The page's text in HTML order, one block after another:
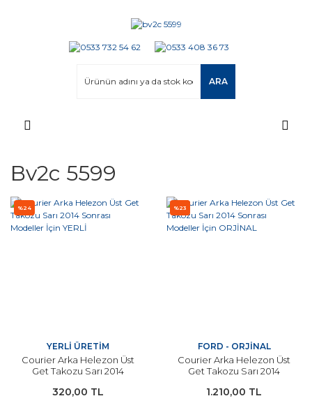
ARA
Bv2c 5599
%24
YERLİ ÜRETİM
Courier Arka Helezon Üst
Get Takozu Sarı 2014
YERLİ
320,00 TL
%23
FORD - ORJİNAL
Courier Arka Helezon Üst
Get Takozu Sarı 2014
ORJİNAL
1.210,00 TL